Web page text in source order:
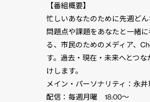
【番組概要】
忙しいあなたのために先週ど
問題点や課題をあなたと一緒
る、市民のためのメディア、
す。過去・現在・未来へとつ
けします。
メイン・パーソナリティ：永
配信：毎週月曜 18:00〜